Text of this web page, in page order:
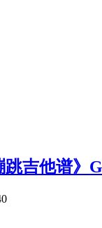
跳吉他谱》